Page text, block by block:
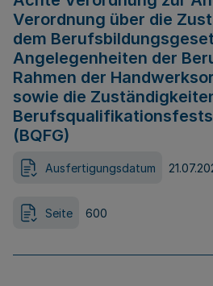
Verordnung über die
dem
Angelegenheiten der
Rahmen der
sowie die
(BQFG)
Ausfertigungsdatum
Seite 600